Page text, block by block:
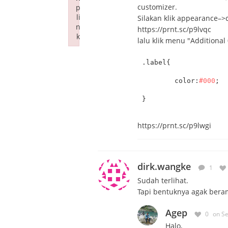
customizer.
Silakan klik
https://prnt.sc/p9lvqc
lalu klik menu "Additional
.label{
	color:
#000 ;
}
https://prnt.sc/p9lwgi
dirk.wangke 1
Sudah terlihat.
Tapi bentuknya agak
Agep 0 on
Halo,
p
li
n
k
Failed to initialize plugin: wplink